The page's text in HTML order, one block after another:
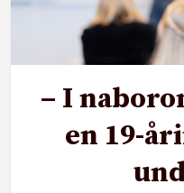
– I
en 19-